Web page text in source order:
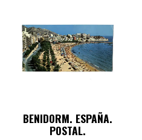
BENIDORM. ESPAÑA.
POSTAL.